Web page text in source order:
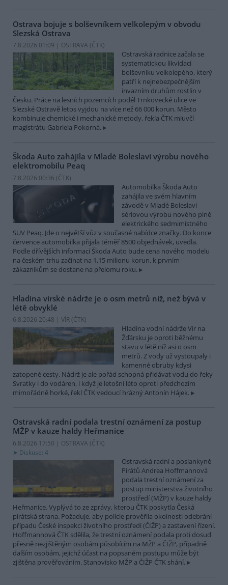
Ostrava bojuje s bolševníkem velkolepým v obvodu
Slezská Ostrava
7.8.2026 01:09 | OSTRAVA (ČTK)
Ostravská radnice začala se
systematickou likvidací
bolševníku velkolepého, který
patří k nejnebezpečnějším
invazním druhům rostlin v
Česku. Práce na lesních pozemcích podél Trnkovecké ulice ve
Slezské Ostravě letos vyjdou na více než 66 000 korun. Město
kombinuje chemické i mechanické metody, řekla ČTK mluvčí
magistrátu Gabriela Pokorná.
Škoda Auto zahájila v Mladé Boleslavi výrobu nového
elektromobilu Peaq
7.8.2026 00:36 (ČTK)
Automobilka Škoda Auto
zahájila ve svém hlavním
závodě v Mladé Boleslavi
sériovou výrobu nového plně
elektrického sedmimístného
SUV Peaq. Jde o největší vůz v současné nabídce značky. Do konce
července automobilka přijala téměř 8500 objednávek, uvedla.
Podle dřívějších informací Škoda Auto bude cena nového modelu
na českém trhu začínat na 1,15 milionu korun, k prvním
zákazníkům se dostane na přelomu roku.
Hladina vírské nádrže je o osm metrů níž, než bývá v
létě obvyklé
6.8.2026 20:48 | VÍR (ČTK)
Hladina vodní nádrže Vír na
Žďársku je oproti běžnému
stavu v létě níž asi o osm
metrů. Z vody už vystoupaly i
kamenné obruby kdysi
zatopené cesty. Nádrž je ale pořád schopná přidávat vodu do řeky
Svratky i do vodáren, i když je letošní léto oproti předchozím
mimořádně horké, řekl ČTK vedoucí hrázný Antonín Hájek.
Ostravská radní podala trestní oznámení za postup
MŽP v kauze haldy Heřmanice
6.8.2026 17:50 | OSTRAVA (ČTK)
Diskuse: 4
Ostravská radní a poslankyně
Pirátů Andrea Hoffmannová
podala trestní oznámení za
postup ministerstva životního
prostředí (MŽP) v kauze haldy
Heřmanice. Vyplývá to ze zprávy, kterou ČTK poskytla Česká
pirátská strana. Požaduje, aby policie prověřila okolnosti odebrání
případu České inspekci životního prostředí (ČIŽP) a zastavení řízení.
Hoffmannová ČTK sdělila, že trestní oznámení podala proti dosud
přesně nezjištěným osobám působícím na MŽP a ČIŽP, případně
dalším osobám, jejichž účast na popsaném postupu může být
zjištěna prověřováním. Stanovisko MŽP a ČIŽP ČTK shání.